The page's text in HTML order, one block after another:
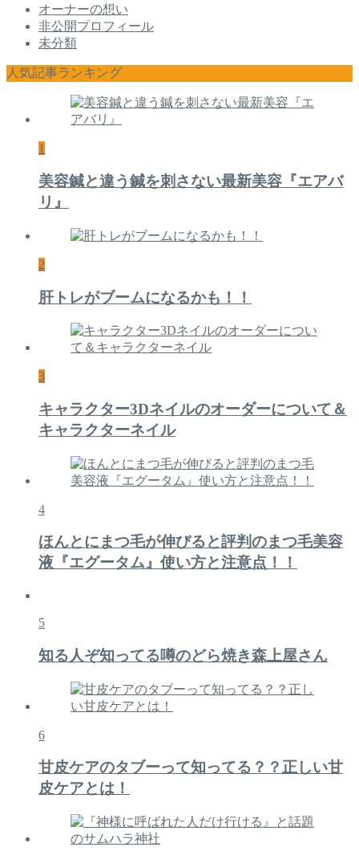
オーナーの想い
非公開プロフィール
未分類
人気記事ランキング
1
美容鍼と違う鍼を刺さない最新美容『エアバ
リ』
2
肝トレがブームになるかも！！
3
キャラクター3Dネイルのオーダーについて＆
キャラクターネイル
4
ほんとにまつ毛が伸びると評判のまつ毛美容
液『エグータム』使い方と注意点！！
5
知る人ぞ知ってる噂のどら焼き森上屋さん
6
甘皮ケアのタブーって知ってる？？正しい甘
皮ケアとは！